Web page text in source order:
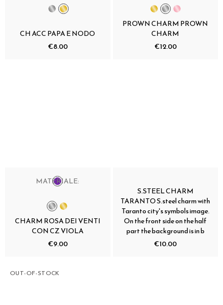
CH ACC PAPA E NODO
€8.00
PROWN CHARM PROWN
CHARM
€12.00
MATERIALE:
CHARM ROSA DEI VENTI
CON CZ VIOLA
€9.00
S.STEEL CHARM
TARANTO S.steel charm with
Taranto city's symbols image.
On the front side on the half
part the background is in b
€10.00
OUT-OF-STOCK